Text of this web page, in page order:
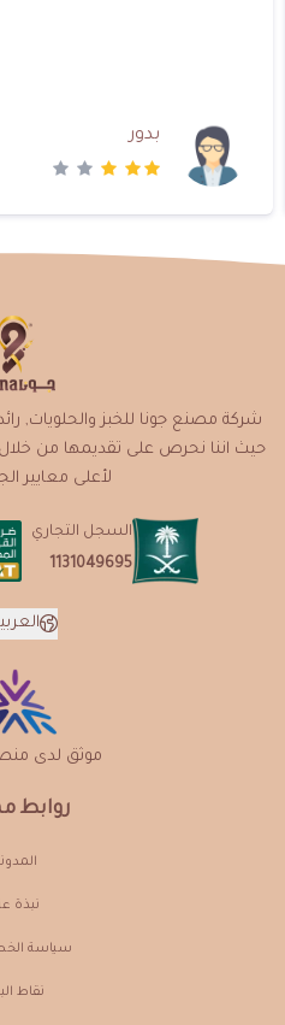
بدور
روابط
نبذة
سياسة
نقاط
شركة مصنع جونا للخبز والحلويات,
حيث اننا نحرص على تقديمها من
لأعلى معايير
السجل التجاري
1131049695
موثق لدى